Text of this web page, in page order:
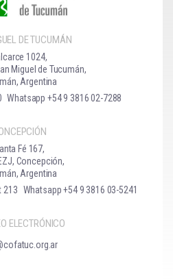
DE TUCUMÁN
1024,
Miguel de Tucumán,
Argentina
Whatsapp +54 9 3816 02-7288
Fé 167,
Concepción,
Argentina
213 Whatsapp +54 9 3816 03-5241
ELECTRÓNICO